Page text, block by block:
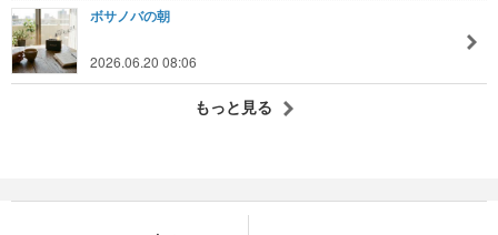
ボサノバの朝
2026.06.20 08:06
もっと見る